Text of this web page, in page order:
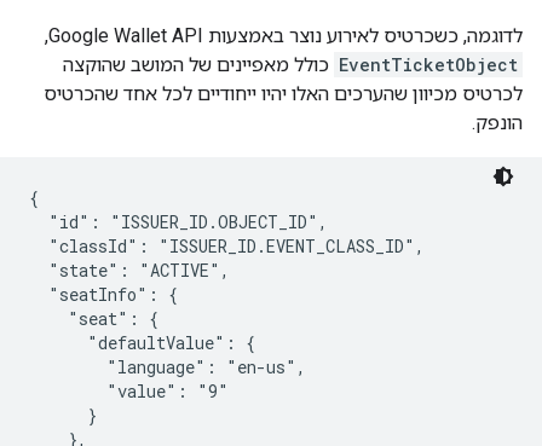
לדוגמה, כשכרטיס לאירוע נוצר באמצעות Google Wallet API,
EventTicketObject כולל מאפיינים של המושב שהוקצה
לכרטיס מכיוון שהערכים האלו יהיו ייחודיים לכל אחד שהכרטיס
הונפק.
{
  "id": "ISSUER_ID.OBJECT_ID",
  "classId": "ISSUER_ID.EVENT_CLASS_ID",
  "state": "ACTIVE",
  "seatInfo": {
    "seat": {
      "defaultValue": {
        "language": "en-us",
        "value": "9"
      }
    },